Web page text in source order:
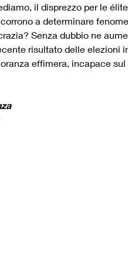
il disprezzo per le
a determinare
Senza dubbio ne
risultato delle elezioni
effimera, incapace